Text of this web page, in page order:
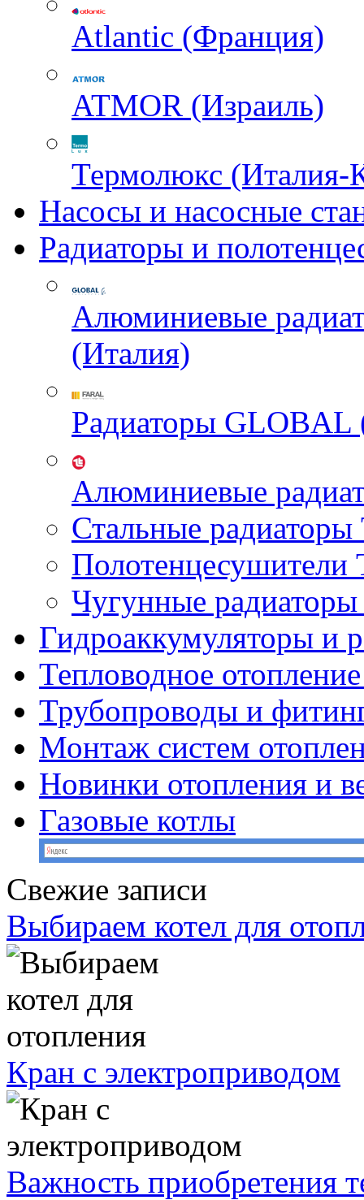
Atlantic (Франция)
ATMOR (Израиль)
Термолюкс (Италия-
Насосы и насосные
Радиаторы и
Алюминиевые
(Италия)
Радиаторы GLOBAL
Алюминиевые
Стальные
Чугунные
Гидроаккумуляторы и
Тепловодное
Трубопроводы и
Монтаж систем
Новинки отопления и
Газовые котлы
Свежие записи
Выбираем котел для
Кран с электроприводом
Важность приобретения